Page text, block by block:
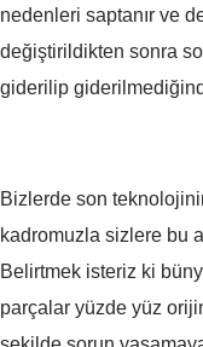
nedenleri saptanır ve
değiştirildikten sonra
giderilip
Bizlerde son
kadromuzla sizlere bu
Belirtmek isteriz ki
parçalar yüzde yüz